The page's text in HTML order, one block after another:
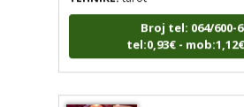
Broj tel: 064/600-
tel:0,93€ - mob:1,12€